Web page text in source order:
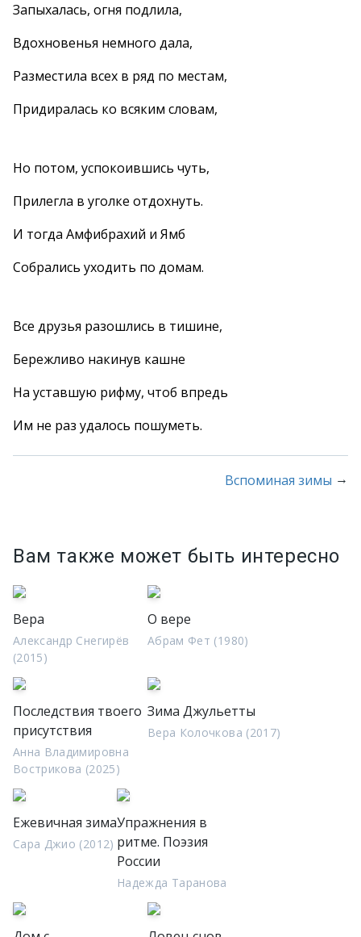
Запыхалась, огня подлила,
Вдохновенья немного дала,
Разместила всех в ряд по местам,
Придиралась ко всяким словам,
Но потом, успокоившись чуть,
Прилегла в уголке отдохнуть.
И тогда Амфибрахий и Ямб
Собрались уходить по домам.
Все друзья разошлись в тишине,
Бережливо накинув кашне
На уставшую рифму, чтоб впредь
Им не раз удалось пошуметь.
Вспоминая зимы →
Вам также может быть интересно
Вера
Александр Снегирёв
(2015)
О вере
Абрам Фет (1980)
Последствия твоего
присутствия
Анна Владимировна
Вострикова (2025)
Зима Джульетты
Вера Колочкова (2017)
Ежевичная зима
Сара Джио (2012)
Упражнения в
ритме. Поэзия
России
Надежда Таранова